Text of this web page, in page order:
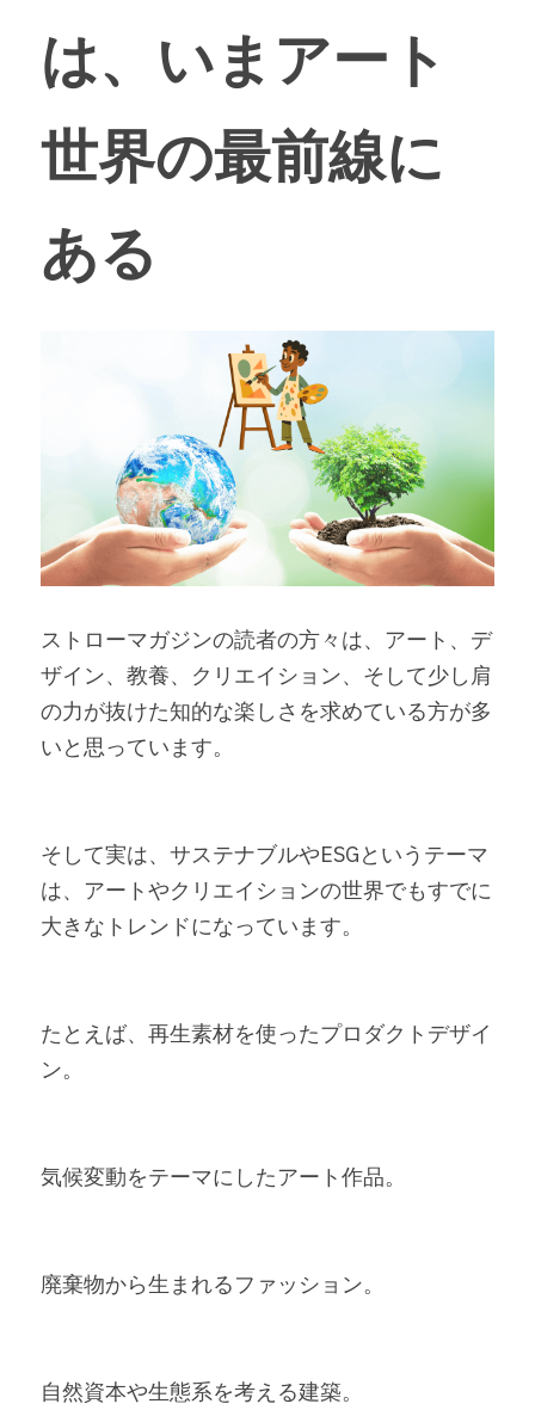
は、いまアート
世界の最前線に
ある
ストローマガジンの読者の方々は、アート、デ
ザイン、教養、クリエイション、そして少し肩
の力が抜けた知的な楽しさを求めている方が多
いと思っています。
そして実は、サステナブルやESGというテーマ
は、アートやクリエイションの世界でもすでに
大きなトレンドになっています。
たとえば、再生素材を使ったプロダクトデザイ
ン。
気候変動をテーマにしたアート作品。
廃棄物から生まれるファッション。
自然資本や生態系を考える建築。